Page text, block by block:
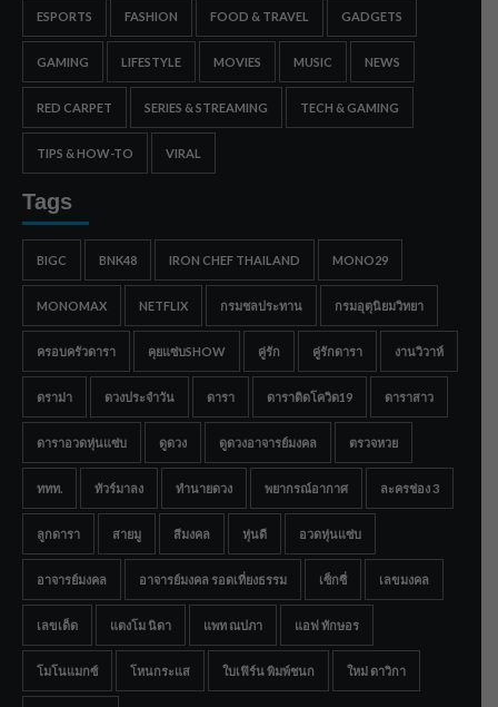
ESPORTS FASHION FOOD & TRAVEL GADGETS
GAMING LIFESTYLE MOVIES MUSIC NEWS
RED CARPET SERIES & STREAMING TECH & GAMING
TIPS & HOW-TO VIRAL
Tags
BIGC BNK48 IRON CHEF THAILAND MONO29
MONOMAX NETFLIX กรมชลประทาน กรมอุตุนิยมวิทยา
ครอบครัวดารา คุยแซ่บSHOW คู่รัก คู่รักดารา งานวิวาห์
ดราม่า ดวงประจำวัน ดารา ดาราติดโควิด19 ดาราสาว
ดาราอวดหุ่นแซ่บ ดูดวง ดูดวงอาจารย์มงคล ตรวจหวย
ททท. ทัวร์มาลง ทำนายดวง พยากรณ์อากาศ ละครช่อง 3
ลูกดารา สายมู สีมงคล หุ่นดี อวดหุ่นแซ่บ
อาจารย์มงคล อาจารย์มงคล รอดเที่ยงธรรม เซ็กซี่ เลขมงคล
เลขเด็ด แตงโม นิดา แพท ณปภา แอฟ ทักษอร
โมโนแมกซ์ โหนกระแส ใบเฟิร์น พิมพ์ชนก ใหม่ ดาวิกา